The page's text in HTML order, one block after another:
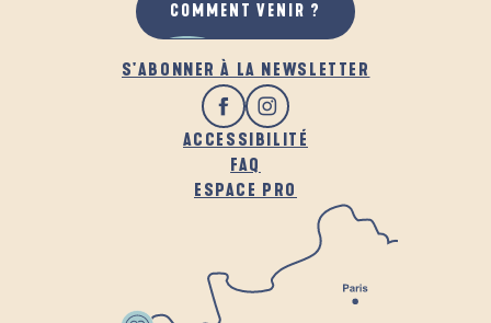
S'ABONNER À LA NEWSLETTER
ACCESSIBILITÉ
FAQ
ESPACE PRO
COMMENT VENIR ?